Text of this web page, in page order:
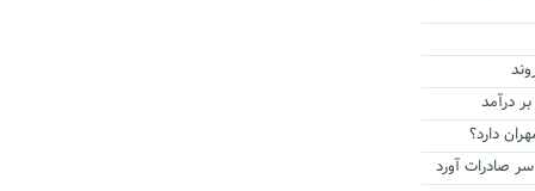
درآمد
دارد؟
سر صادرات آورد